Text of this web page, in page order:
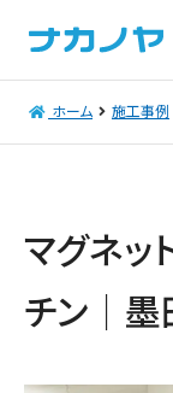
ホーム 施工事例
マグネッ
チン｜